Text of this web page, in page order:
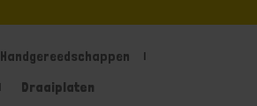
Handgereedschappen
Draaiplaten